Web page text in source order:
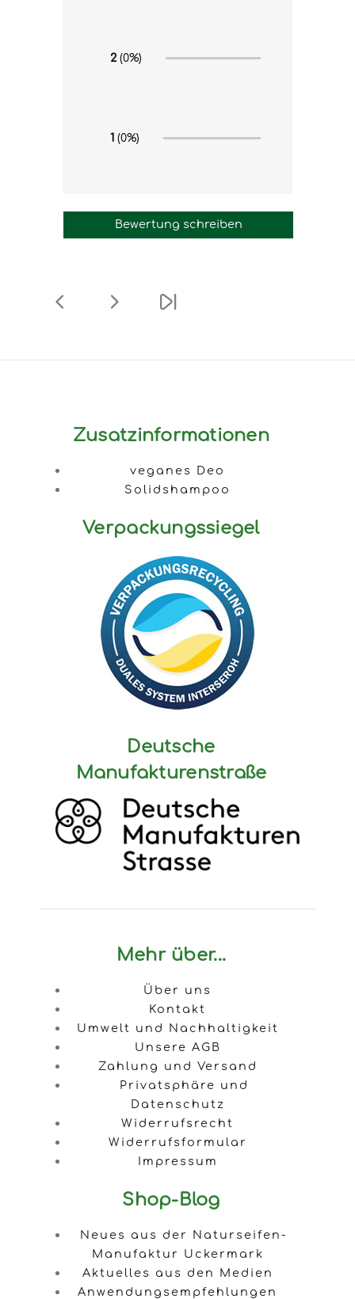
2 (0%)
1 (0%)
Bewertung schreiben
Zusatzinformationen
veganes Deo
Solidshampoo
Verpackungssiegel
Deutsche
Manufakturenstraße
Mehr über...
Über uns
Kontakt
Umwelt und Nachhaltigkeit
Unsere AGB
Zahlung und Versand
Privatsphäre und
Datenschutz
Widerrufsrecht
Widerrufsformular
Impressum
Shop-Blog
Neues aus der Naturseifen-
Manufaktur Uckermark
Aktuelles aus den Medien
Anwendungsempfehlungen